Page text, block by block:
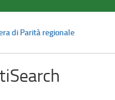
di Parità regionale